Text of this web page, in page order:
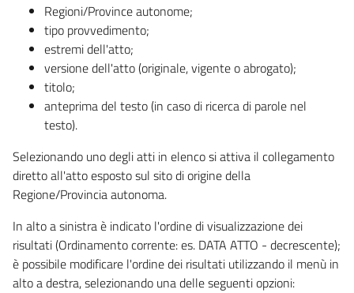
Regioni/Province autonome;
tipo provvedimento;
estremi dell'atto;
versione dell'atto (originale, vigente o abrogato);
titolo;
anteprima del testo (in caso di ricerca di parole nel
testo).
Selezionando uno degli atti in elenco si attiva il collegamento
diretto all'atto esposto sul sito di origine della
Regione/Provincia autonoma.
In alto a sinistra è indicato l'ordine di visualizzazione dei
risultati (Ordinamento corrente: es. DATA ATTO - decrescente);
è possibile modificare l'ordine dei risultati utilizzando il menù in
alto a destra, selezionando una delle seguenti opzioni: